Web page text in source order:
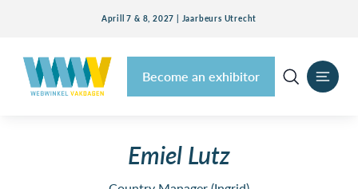
Aprill 7 & 8, 2027 | Jaarbeurs Utrecht
Become an exhibitor
Emiel Lutz